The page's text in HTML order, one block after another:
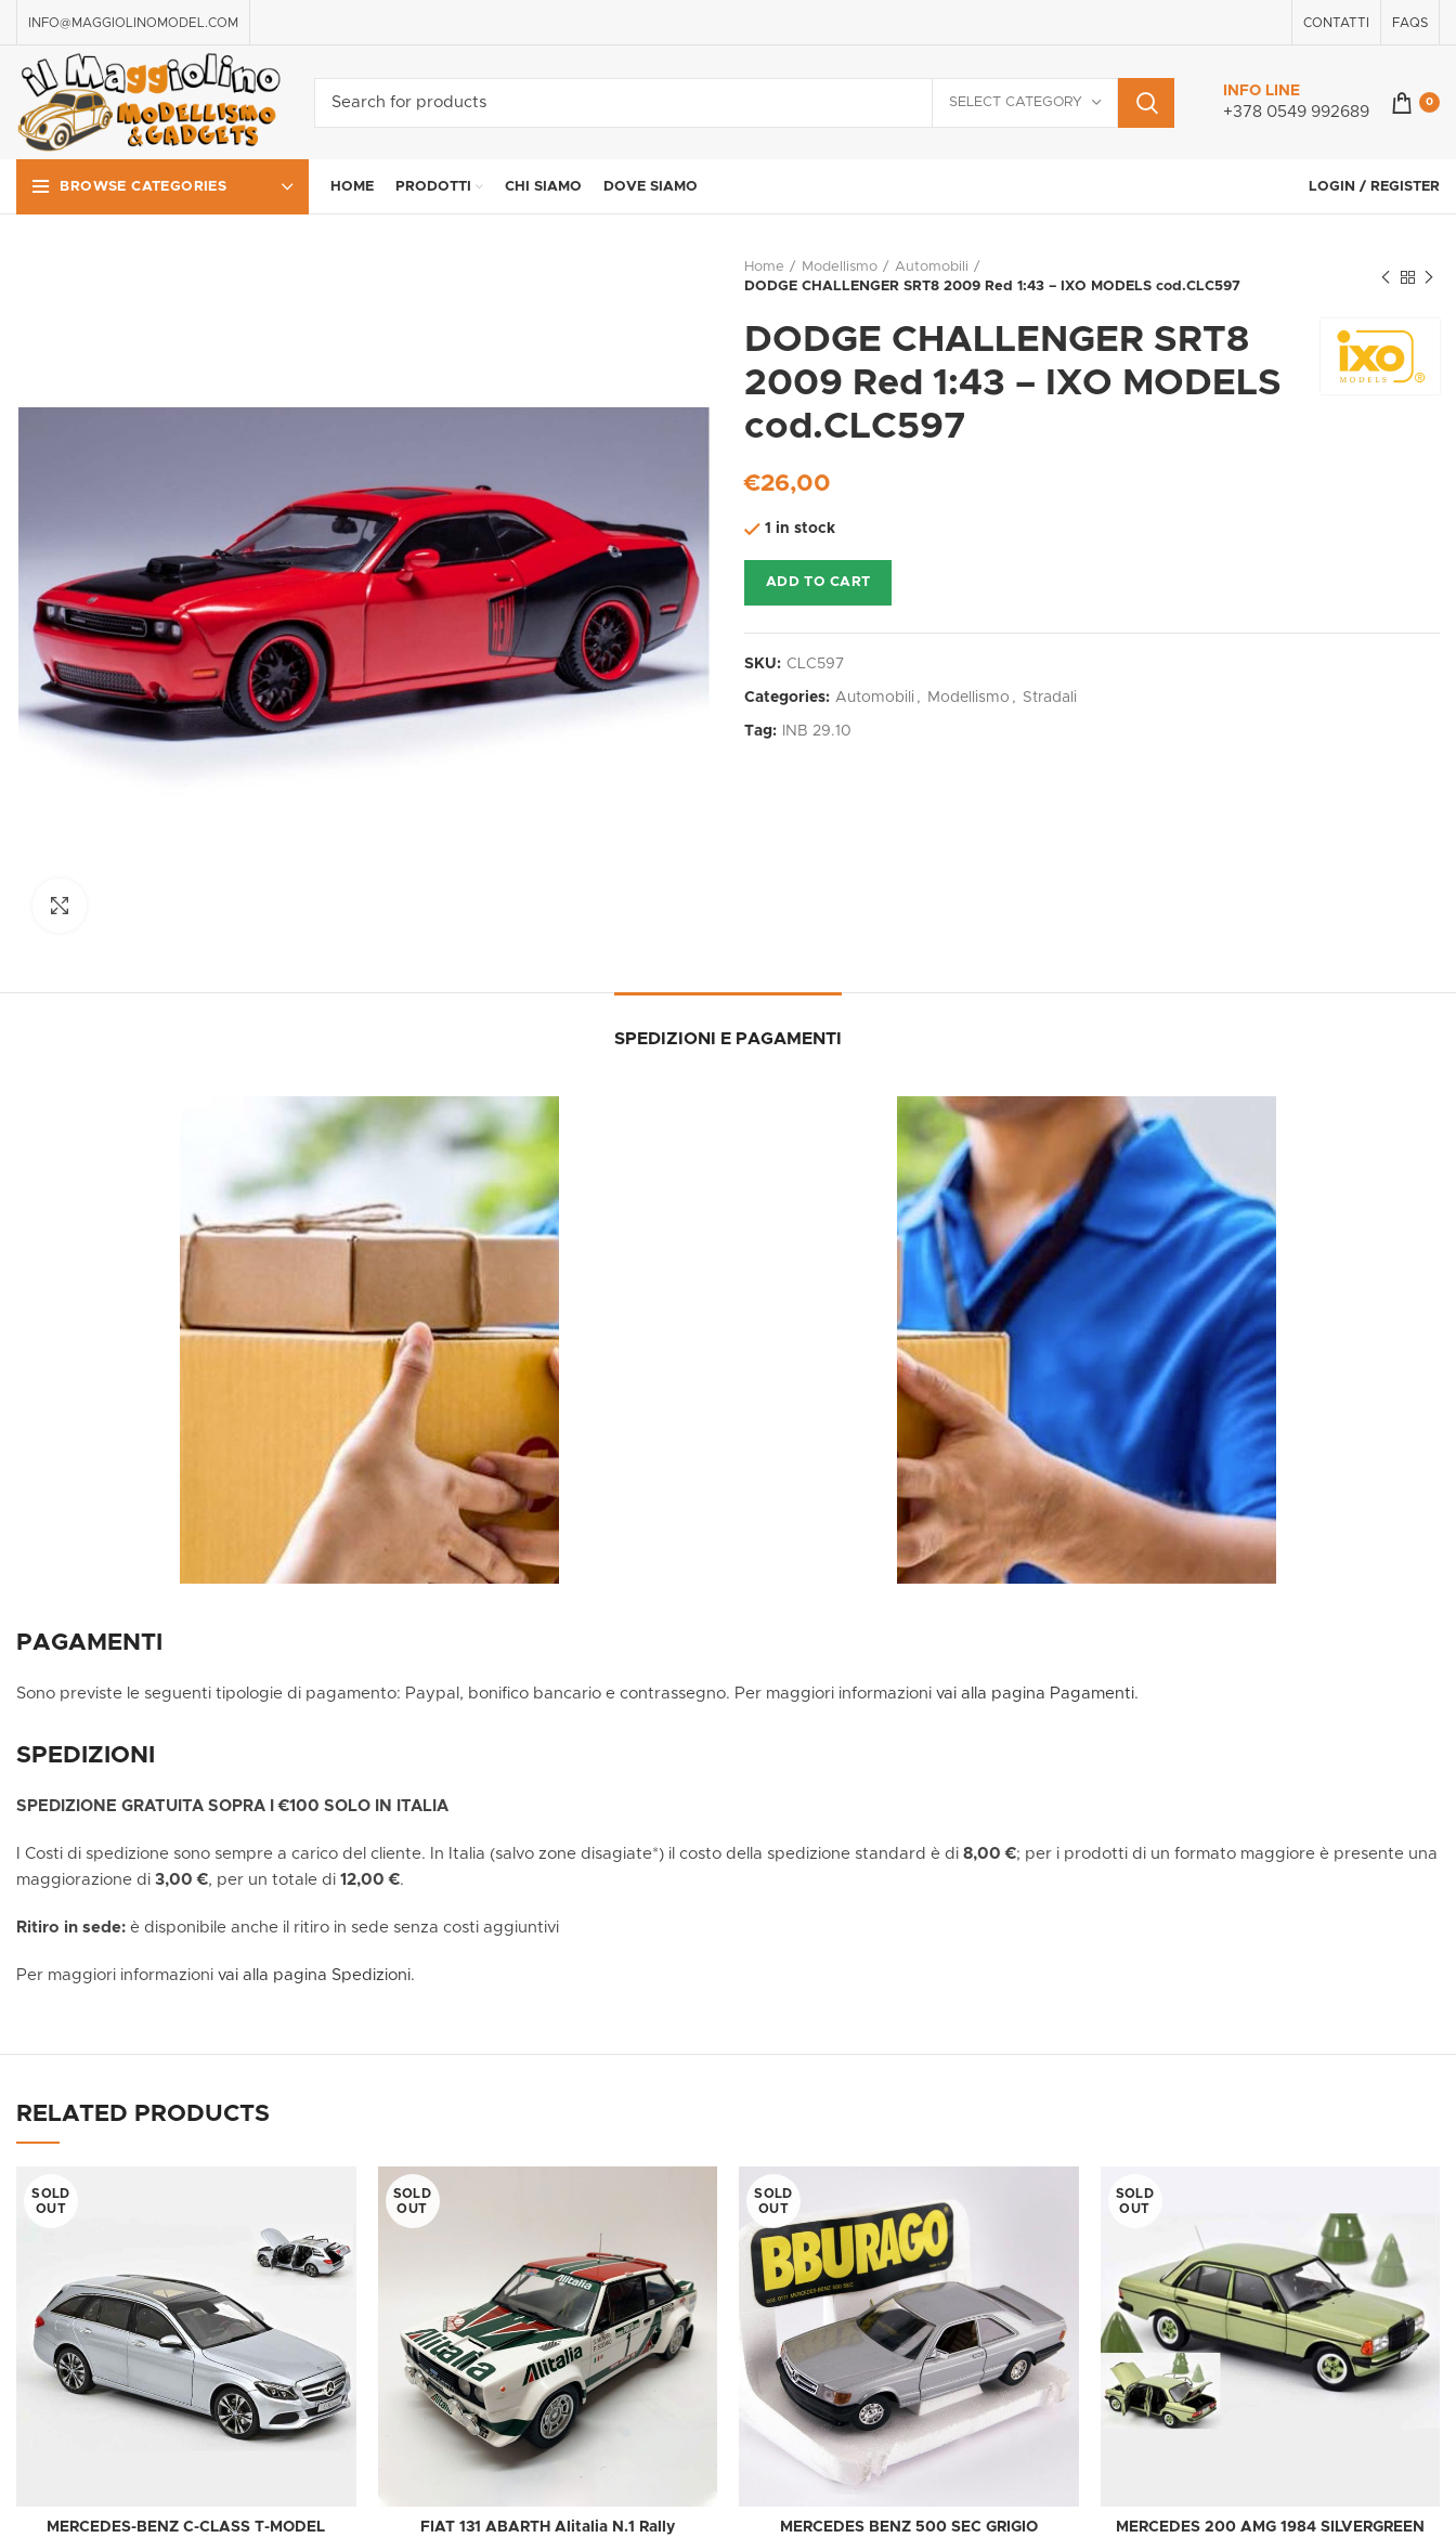
INFO@MAGGIOLINOMODEL.COM CONTATTI FAQS
SELECT CATEGORY
INFO LINE
+378 0549 992689
0
BROWSE CATEGORIES HOME PRODOTTI CHI SIAMO DOVE SIAMO LOGIN / REGISTER
Home Modellismo
Automobili
DODGE CHALLENGER SRT8 2009 Red 1:43 – IXO MODELS cod.CLC597
DODGE CHALLENGER SRT8
2009 Red 1:43 – IXO MODELS
cod.CLC597
€26,00
1 in stock
ADD TO CART
SKU: CLC597
Categories: Automobili , Modellismo , Stradali
Tag: INB 29.10
SPEDIZIONI E PAGAMENTI
PAGAMENTI
Sono previste le seguenti tipologie di pagamento: Paypal, bonifico bancario e contrassegno. Per maggiori informazioni vai alla pagina Pagamenti.
SPEDIZIONI
SPEDIZIONE GRATUITA SOPRA I €100 SOLO IN ITALIA
I Costi di spedizione sono sempre a carico del cliente. In Italia (salvo zone disagiate*) il costo della spedizione standard è di 8,00 €; per i prodotti di un formato maggiore è presente una
maggiorazione di 3,00 €, per un totale di 12,00 €.
Ritiro in sede: è disponibile anche il ritiro in sede senza costi aggiuntivi
Per maggiori informazioni vai alla pagina Spedizioni.
RELATED PRODUCTS
SOLD
OUT
MERCEDES-BENZ C-CLASS T-MODEL
SOLD
OUT
FIAT 131 ABARTH Alitalia N.1 Rally
SOLD
OUT
MERCEDES BENZ 500 SEC GRIGIO
SOLD
OUT
MERCEDES 200 AMG 1984 SILVERGREEN